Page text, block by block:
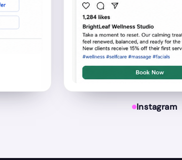
Instagram